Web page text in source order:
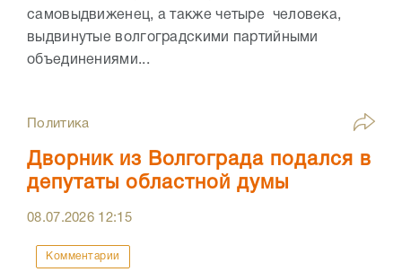
самовыдвиженец, а также четыре человека,
выдвинутые волгоградскими партийными
объединениями...
Политика
Дворник из Волгограда подался в
депутаты областной думы
08.07.2026 12:15
Комментарии